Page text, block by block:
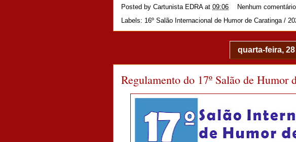
Posted by Cartunista EDRA at 09:06
Nenhum
Labels: 16º Salão Internacional de Humor de Caratinga /
quarta-feira,
Regulamento do 17º Salão de Humor